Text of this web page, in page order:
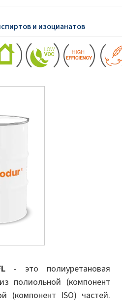
и изоцианатов
- это полиуретановая
полиольной (компонент
(компонент ISO) частей.